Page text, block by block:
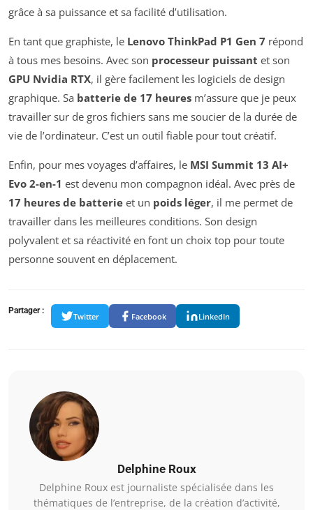
grâce à sa puissance et sa facilité d’utilisation.
En tant que graphiste, le Lenovo ThinkPad P1 Gen 7 répond
à tous mes besoins. Avec son processeur puissant et son
GPU Nvidia RTX, il gère facilement les logiciels de design
graphique. Sa batterie de 17 heures m’assure que je peux
travailler sur de gros fichiers sans me soucier de la durée de
vie de l’ordinateur. C’est un outil fiable pour tout créatif.
Enfin, pour mes voyages d’affaires, le MSI Summit 13 AI+
Evo 2-en-1 est devenu mon compagnon idéal. Avec près de
17 heures de batterie et un poids léger, il me permet de
travailler dans les meilleures conditions. Son design
polyvalent et sa réactivité en font un choix top pour toute
personne souvent en déplacement.
Partager :
Twitter Facebook LinkedIn
Delphine Roux
Delphine Roux est journaliste spécialisée dans les
thématiques de l’entreprise, de la création d’activité,